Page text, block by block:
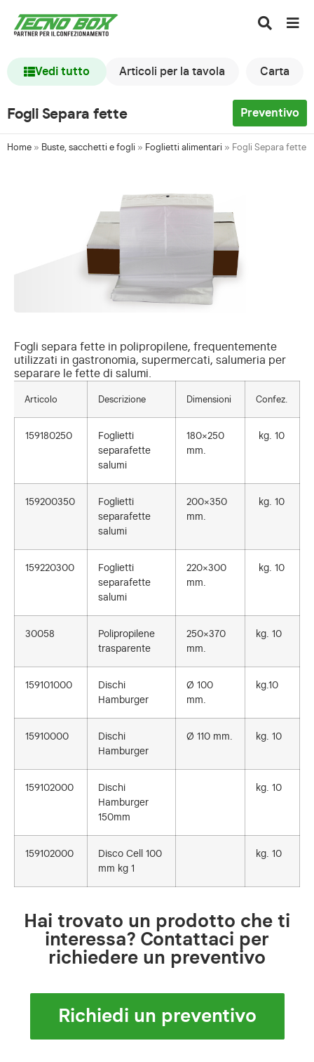
Vedi tutto Articoli per la tavola Carta
Fogli Separa fette Preventivo
Home » Buste, sacchetti e fogli » Foglietti alimentari » Fogli Separa fette
Fogli separa fette in polipropilene, frequentemente
utilizzati in gastronomia, supermercati, salumeria per
separare le fette di salumi.
Articolo Descrizione Dimensioni Confez.
159180250
Foglietti
separafette
salumi
180×250
mm.
kg. 10
159200350
Foglietti
separafette
salumi
200×350
mm.
kg. 10
159220300
Foglietti
separafette
salumi
220×300
mm.
kg. 10
30058
Polipropilene
trasparente
250×370
mm.
kg. 10
159101000
Dischi
Hamburger
Ø 100
mm.
kg.10
15910000
Dischi
Hamburger
Ø 110 mm. kg. 10
159102000
Dischi
Hamburger
150mm
kg. 10
159102000
Disco Cell 100
mm kg 1
kg. 10
Hai trovato un prodotto che ti
interessa? Contattaci per
richiedere un preventivo
Richiedi un preventivo